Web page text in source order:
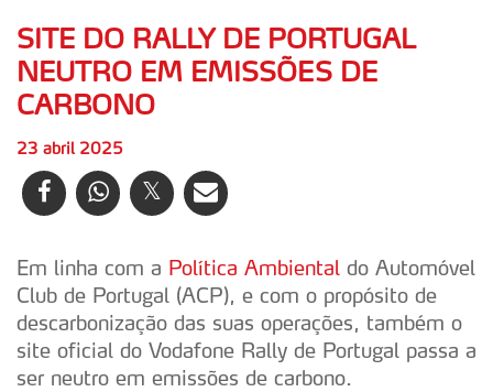
SITE DO RALLY DE PORTUGAL
NEUTRO EM EMISSÕES DE
CARBONO
23 abril 2025
Em linha com a Política Ambiental do Automóvel
Club de Portugal (ACP), e com o propósito de
descarbonização das suas operações, também o
site oficial do Vodafone Rally de Portugal passa a
ser neutro em emissões de carbono.